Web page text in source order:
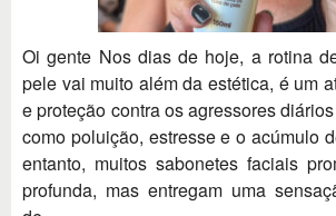
Oi gente Nos dias de hoje, a rotina
pele vai muito além da estética, é um
e proteção contra os agressores
como poluição, estresse e o acúmulo
entanto, muitos sabonetes faciais
profunda, mas entregam uma